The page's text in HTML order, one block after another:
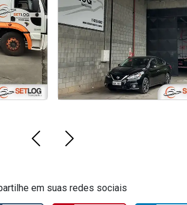
Transporte de carga aérea
Guarulhos
em suas redes sociais